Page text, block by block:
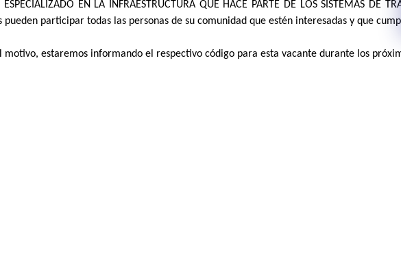
EN LA INFRAESTRUCTURA QUE HACE PARTE DE LOS SISTEMAS DE
participar todas las personas de su comunidad que estén interesadas y que
estaremos informando el respectivo código para esta vacante durante los